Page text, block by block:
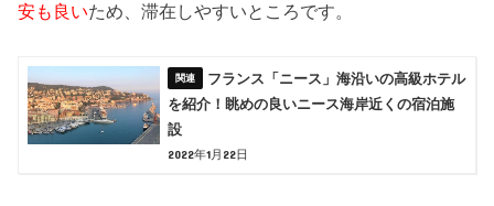
安も良いため、滞在しやすいところです。
フランス「ニース」海沿いの高級ホテル
を紹介！眺めの良いニース海岸近くの宿泊施
設
2022年1月22日